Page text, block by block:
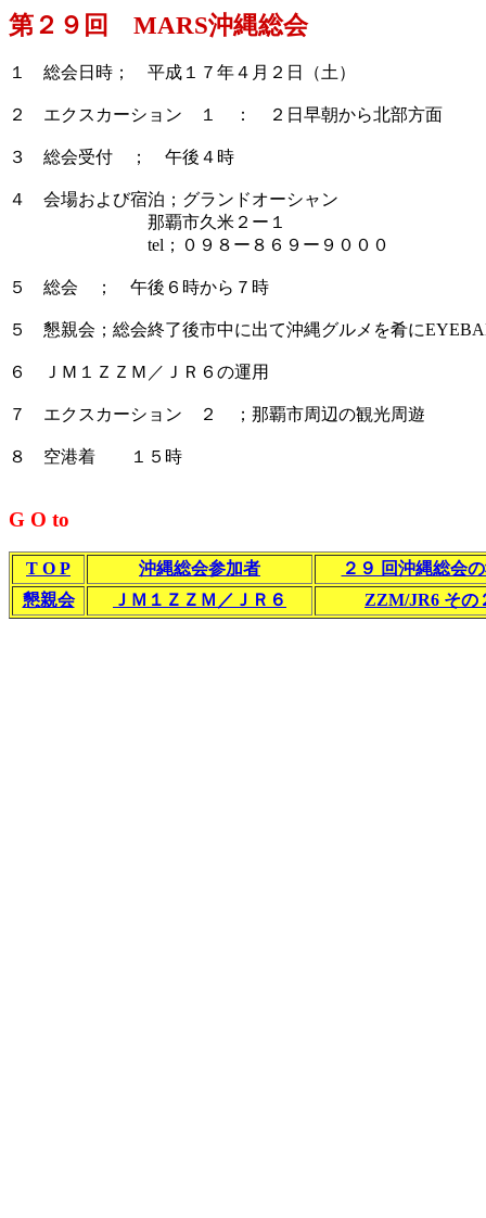
第２９回 MARS沖縄総会
１ 総会日時； 平成１７年４月２日（土）
２ エクスカーション １ ： ２日早朝から北部方面
３ 総会受付 ； 午後４時
４ 会場および宿泊；グランドオーシャン
那覇市久米２ー１
tel；０９８ー８６９ー９０００
５ 総会 ； 午後６時から７時
５ 懇親会；総会終了後市中に出て沖縄グルメを肴に
６ ＪＭ１ＺＺＭ／ＪＲ６の運用
７ エクスカーション ２ ；那覇市周辺の観光周遊
８ 空港着 １５時
G O to
T O P 沖縄総会参加者
２９ 回沖縄総会
懇親会
ＪＭ１ＺＺＭ／ＪＲ６ ZZM/JR6 その